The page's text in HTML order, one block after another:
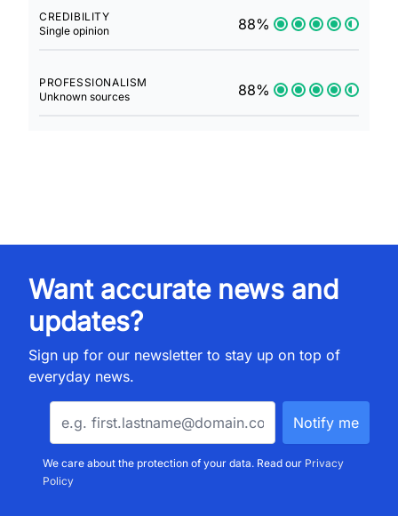
CREDIBILITY
Single opinion
88%
PROFESSIONALISM
Unknown sources
88%
Want accurate news and
updates?
Sign up for our newsletter to stay up on top of
everyday news.
We care about the protection of your data. Read our Privacy
Policy